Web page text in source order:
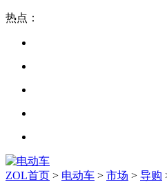
热点：
ZOL首页 > 电动车 > 市场 > 导购